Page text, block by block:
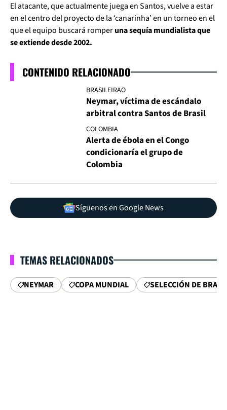
El atacante, que actualmente juega en Santos, vuelve a estar
en el centro del proyecto de la ‘canarinha’ en un torneo en el
que el equipo buscará romperuna sequía mundialista que
se extiende desde 2002.
CONTENIDO RELACIONADO
BRASILEIRAO
Neymar, víctima de escándalo
arbitral contra Santos de Brasil
COLOMBIA
Alerta de ébola en el Congo
condicionaría el grupo de
Colombia
Síguenos en Google News
TEMAS RELACIONADOS
NEYMAR COPA MUNDIAL SELECCIÓN DE